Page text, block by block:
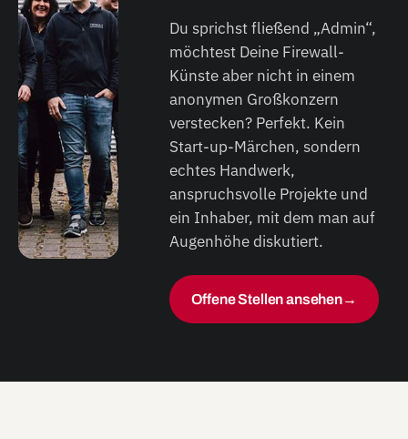
Du sprichst fließend „Admin“,
möchtest Deine Firewall-
Künste aber nicht in einem
anonymen Großkonzern
verstecken? Perfekt. Kein
Start-up-Märchen, sondern
echtes Handwerk,
anspruchsvolle Projekte und
ein Inhaber, mit dem man auf
Augenhöhe diskutiert.
Offene Stellen ansehen→